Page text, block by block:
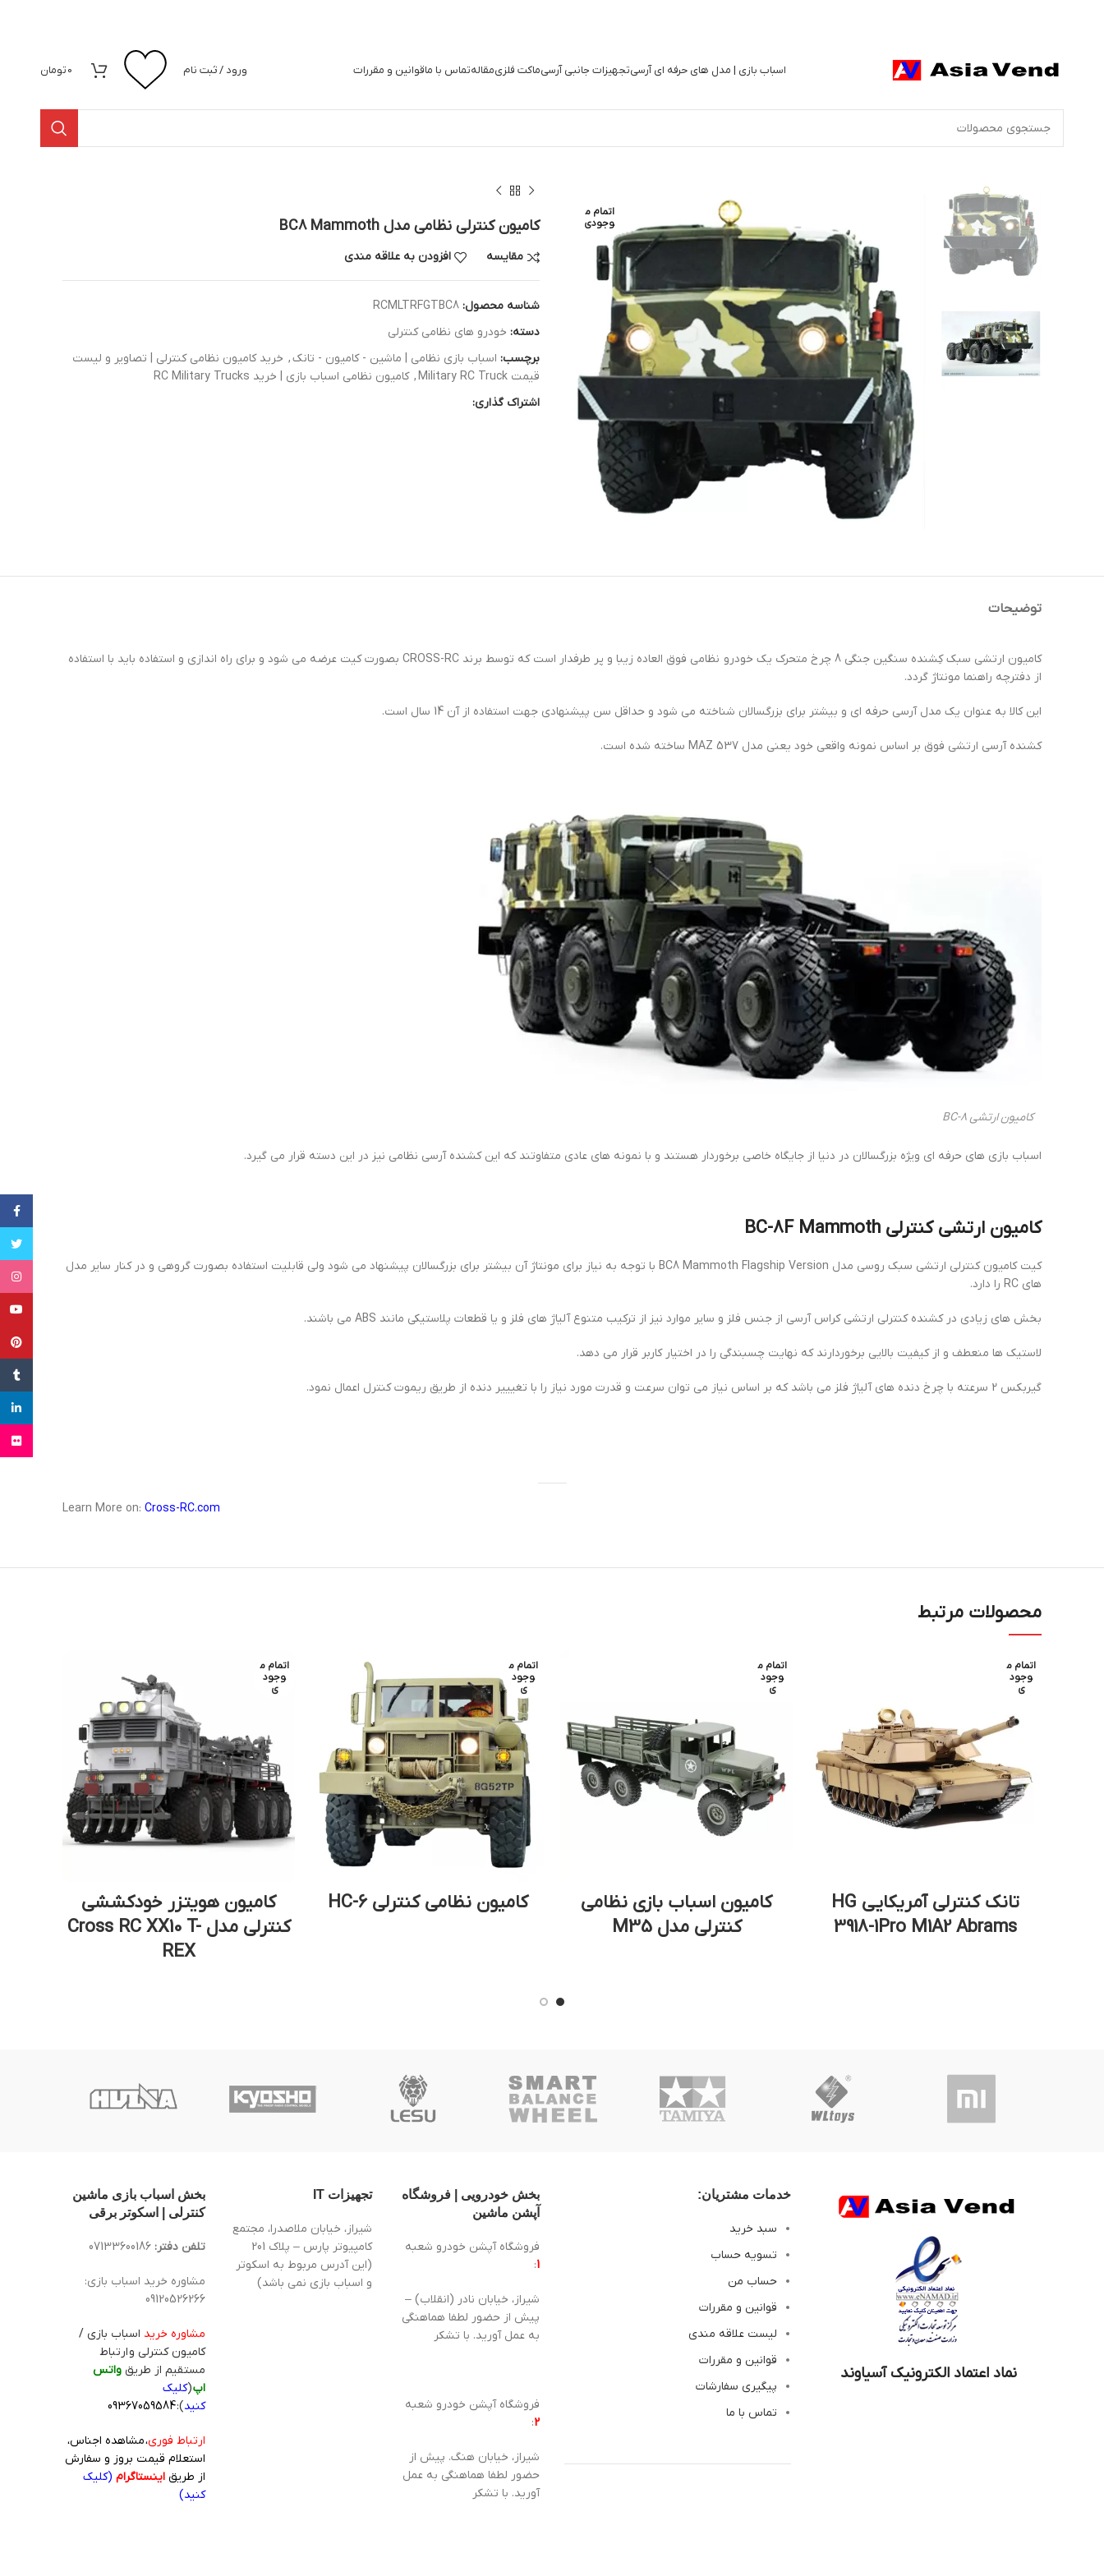
اسباب بازی | مدل های حرفه ای آرسیتجهیزات جانبی آرسیماکت فلزیمقالهتماس با ماقوانین و مقررات ورود / ثبت نام 0تومان
اتمام م
وجودی
کامیون کنترلی نظامی مدل BC8 Mammoth
مقایسه افزودن به علاقه مندی
شناسه محصول: RCMLTRFGTBC8
دسته: خودرو های نظامی کنترلی
برچسب: اسباب بازی نظامی | ماشین - کامیون - تانک, خرید کامیون نظامی کنترلی | تصاویر و لیست
قیمت Military RC Truck
, کامیون نظامی اسباب بازی | خرید RC Military Trucks
اشتراک گذاری:
توضیحات
کامیون ارتشی سبک کِشنده سنگین جنگی 8 چرخ متحرک یک خودرو نظامی فوق العاده زیبا و پر طرفدار است که توسط برند CROSS-RC بصورت کیت عرضه می شود و برای راه اندازی و استفاده باید با استفاده
از دفترچه راهنما مونتاژ گردد.
این کالا به عنوان یک مدل آرسی حرفه ای و بیشتر برای بزرگسالان شناخته می شود و حداقل سن پیشنهادی جهت استفاده از آن 14 سال است.
کشنده آرسی ارتشی فوق بر اساس نمونه واقعی خود یعنی مدل MAZ 537 ساخته شده است.
کامیون ارتشی BC-8
اسباب بازی های حرفه ای ویژه بزرگسالان در دنیا از جایگاه خاصی برخوردار هستند و با نمونه های عادی متفاوتند که این کشنده آرسی نظامی نیز در این دسته قرار می گیرد.
کامیون ارتشی کنترلی BC-8F Mammoth
کیت کامیون کنترلی ارتشی سبک روسی مدل BC8 Mammoth Flagship Version با توجه به نیاز برای مونتاژ آن بیشتر برای بزرگسالان پیشنهاد می شود ولی قابلیت استفاده بصورت گروهی و در کنار سایر مدل
های RC را دارد.
بخش های زیادی در کشنده کنترلی ارتشی کراس آرسی از جنس فلز و سایر موارد نیز از ترکیب متنوع آلیاژ های فلز و یا قطعات پلاستیکی مانند ABS می باشند.
لاستیک ها منعطف و از کیفیت بالایی برخوردارند که نهایت چسبندگی را در اختیار کاربر قرار می دهد.
گیربکس 2 سرعته با چرخ دنده های آلیاژ فلز می باشد که بر اساس نیاز می توان سرعت و قدرت مورد نیاز را با تغیییر دنده از طریق ریموت کنترل اعمال نمود.
Learn More on: Cross-RC.com
محصولات مرتبط
اتمام م
وجود
ی
تانک کنترلی آمریکایی HG
3918-1Pro M1A2 Abrams
اتمام م
وجود
ی
کامیون اسباب بازی نظامی
کنترلی مدل M35
اتمام م
وجود
ی
کامیون نظامی کنترلی HC-6
اتمام م
وجود
ی
کامیون هویتزر خودکششی
کنترلی مدل Cross RC XX10 T-
REX
نماد اعتماد الکترونیک آسیاوند
خدمات مشتریان:
سبد خرید
تسویه حساب
حساب من
قوانین و مقررات
لیست علاقه مندی
قوانین و مقررات
پیگیری سفارشات
تماس با ما
بخش خودرویی | فروشگاه
آپشن ماشین
فروشگاه آپشن خودرو شعبه
1
:
شیراز، خیابان نادر (انقلاب) –
پیش از حضور لطفا هماهنگی
به عمل آورید. با تشکر
فروشگاه آپشن خودرو شعبه
2
:
شیراز، خیابان هنگ. پیش از
حضور لطفا هماهنگی به عمل
آورید. با تشکر
تجهیزات IT
شیراز، خیابان ملاصدرا، مجتمع
کامپیوتر پارس – پلاک 201
(این آدرس مربوط به اسکوتر
و اسباب بازی نمی باشد)
بخش اسباب بازی ماشین
کنترلی | اسکوتر برقی
تلفن دفتر: 07133600186
مشاوره خرید اسباب بازی:
09120526266
مشاوره خرید اسباب بازی /
کامیون کنترلی و ارتباط
مستقیم از طریق واتس
اپ(کلیک
کنید):
09367059584
ارتباط فوری، مشاهده اجناس،
استعلام قیمت بروز و سفارش
از طریقاینستاگرام (کلیک
کنید)
Flickr